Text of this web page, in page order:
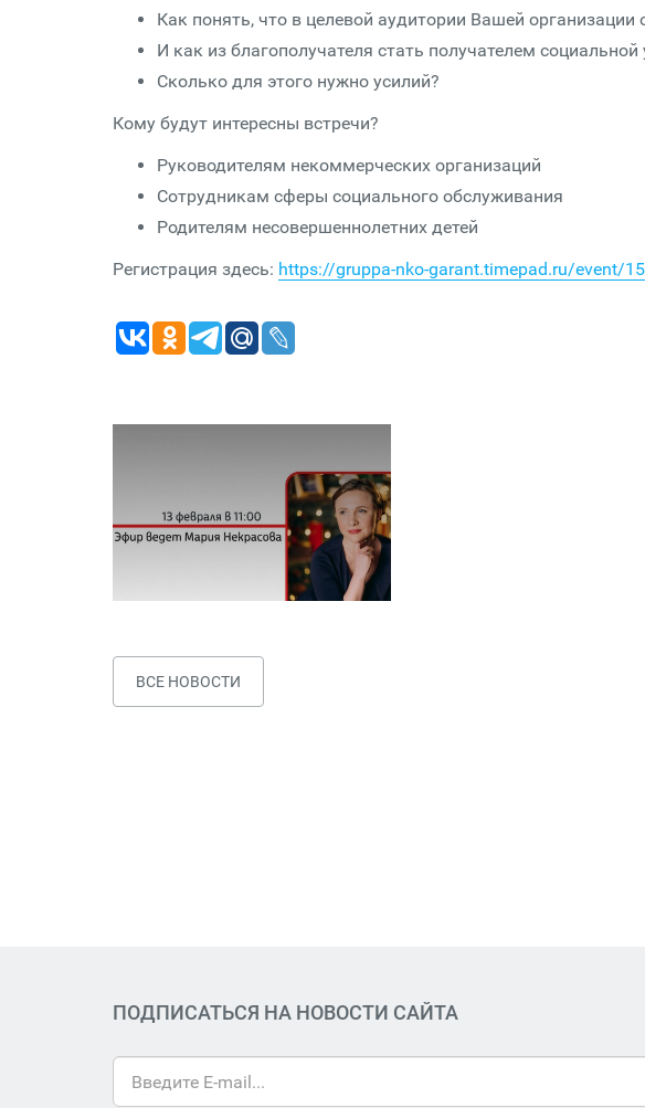
Как понять, что в целевой аудитории Вашей организации
И как из благополучателя стать получателем социальной
Сколько для этого нужно усилий?
Кому будут интересны встречи?
Руководителям некоммерческих организаций
Сотрудникам сферы социального обслуживания
Родителям несовершеннолетних детей
Регистрация здесь: https://gruppa-nko-garant.timepad.ru/event/
ВСЕ НОВОСТИ
ПОДПИСАТЬСЯ НА НОВОСТИ САЙТА